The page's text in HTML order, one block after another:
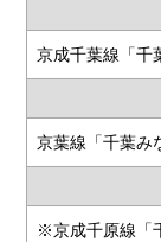
京成千葉線「千
京葉線「千葉み
※京成千原線「